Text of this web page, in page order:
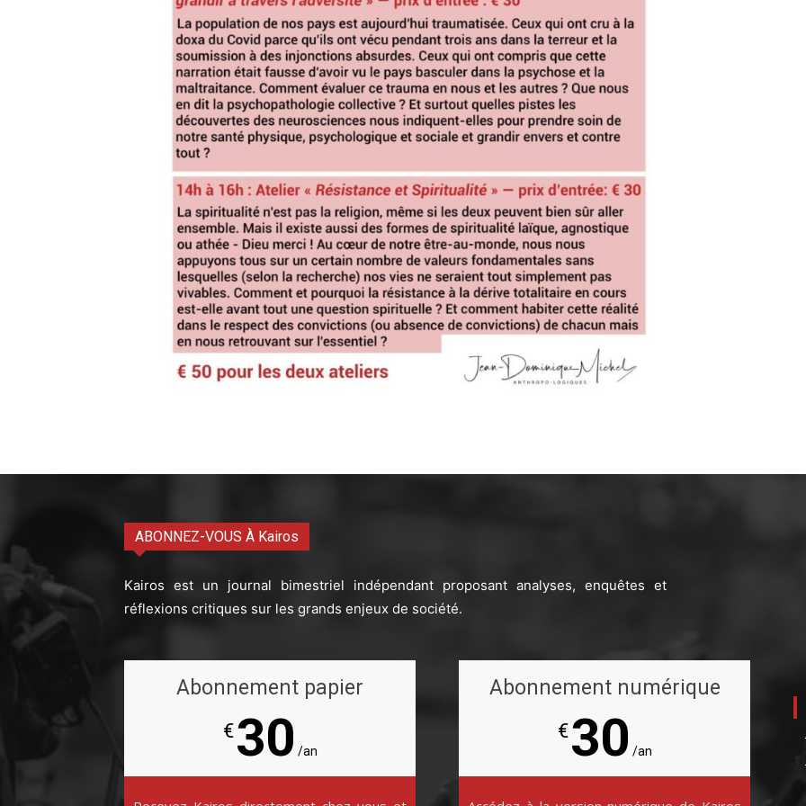
ABONNEZ-VOUS À Kairos
Kairos est un journal bimestriel indépendant proposant analyses, enquêtes et
réflexions critiques sur les grands enjeux de société.
Abonnement papier
€30 /an
Abonnement numérique
€30 /an